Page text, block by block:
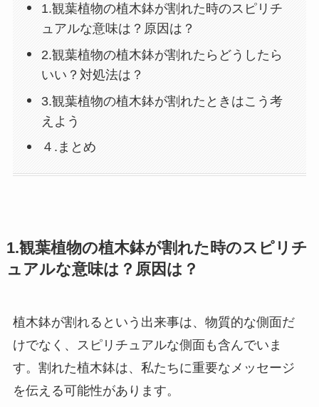
1.観葉植物の植木鉢が割れた時のスピリチ
ュアルな意味は？原因は？
2.観葉植物の植木鉢が割れたらどうしたら
いい？対処法は？
3.観葉植物の植木鉢が割れたときはこう考
えよう
４.まとめ
1.観葉植物の植木鉢が割れた時のスピリチ
ュアルな意味は？原因は？
植木鉢が割れるという出来事は、物質的な側面だ
けでなく、スピリチュアルな側面も含んでいま
す。割れた植木鉢は、私たちに重要なメッセージ
を伝える可能性があります。